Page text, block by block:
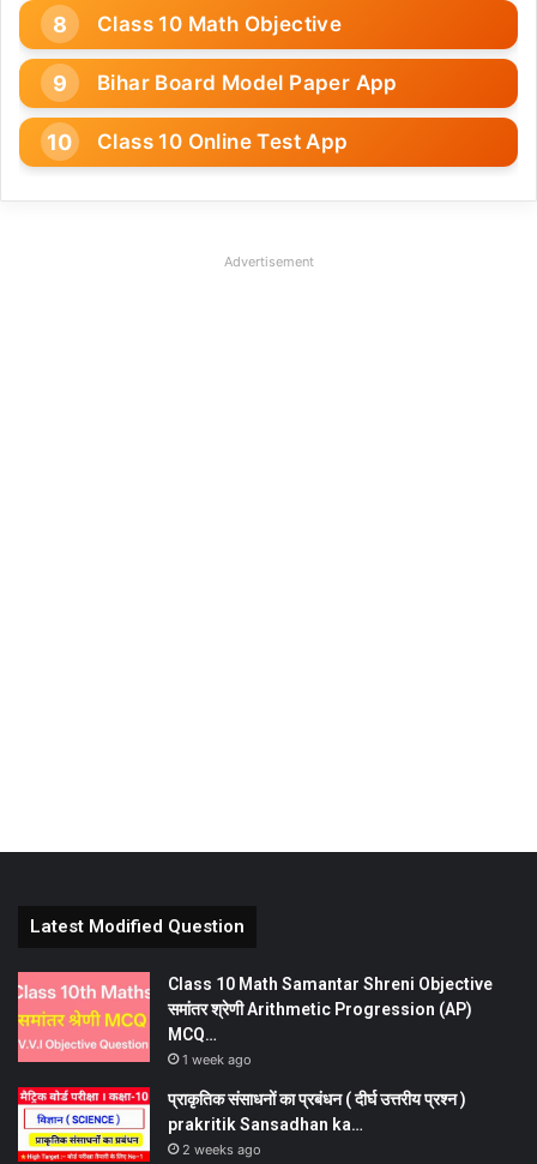
Class 10 Math Objective
Bihar Board Model Paper App
Class 10 Online Test App
Advertisement
Latest Modified Question
Class 10 Math Samantar Shreni Objective
समांतर श्रेणी Arithmetic Progression (AP)
MCQ…
1 week ago
प्राकृतिक संसाधनों का प्रबंधन ( दीर्घ उत्तरीय प्रश्न )
prakritik Sansadhan ka…
2 weeks ago